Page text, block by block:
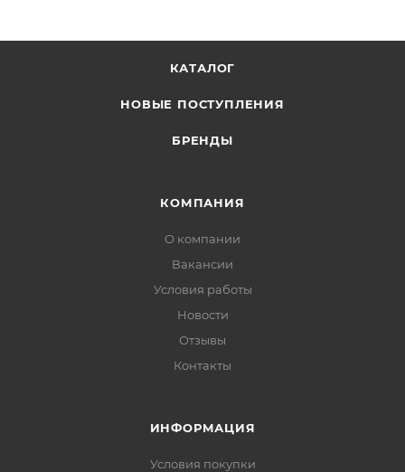
КАТАЛОГ
НОВЫЕ ПОСТУПЛЕНИЯ
БРЕНДЫ
КОМПАНИЯ
О компании
Вакансии
Условия работы
Новости
Отзывы
Контакты
ИНФОРМАЦИЯ
Условия покупки